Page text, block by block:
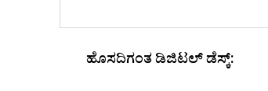
ಹೊಸದಿಗಂತ ಡಿಜಿಟಲ್ ಡೆಸ್ಕ್: